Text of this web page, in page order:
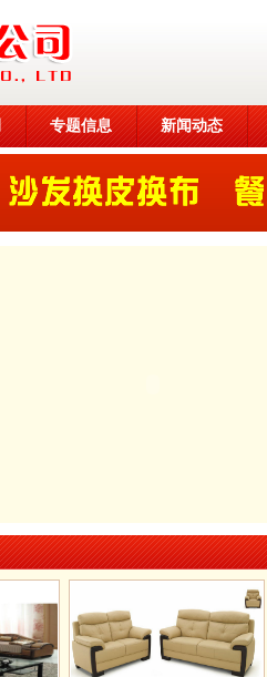
专题信息 新闻动态